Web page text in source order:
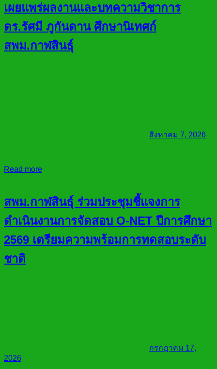
เผยแพร่ผลงานและบทความวิชาการ
ดร.รัศมี ภูกันดาน ศึกษานิเทศก์
สพม.กาฬสินธุ์
สิงหาคม 7, 2026
Read more
สพม.กาฬสินธุ์ ร่วมประชุมชี้แจงการ
ดำเนินงานการจัดสอบ O-NET ปีการศึกษา
2569 เตรียมความพร้อมการทดสอบระดับ
ชาติ
กรกฎาคม 17,
2026